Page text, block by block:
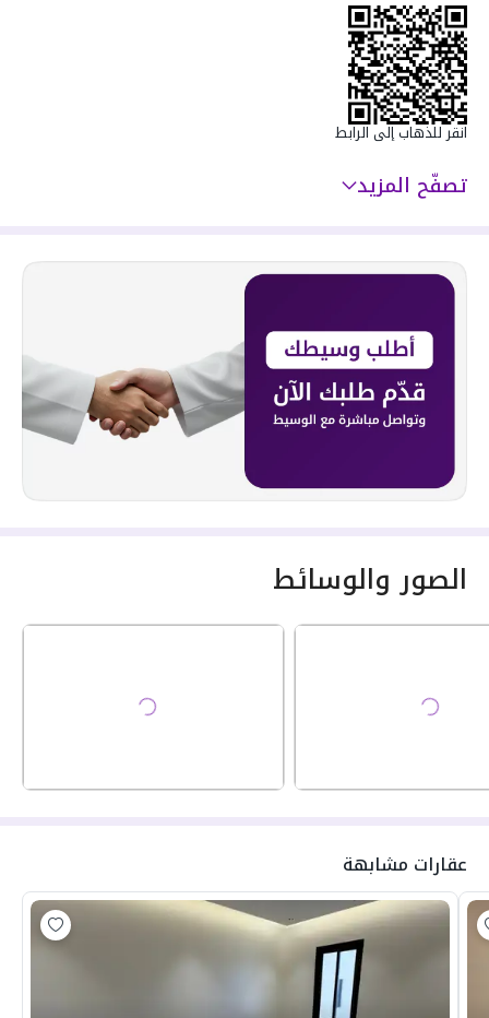
سعرها 720000 ر.س
انقر للذهاب إلى الرابط
تصفّح المزيد
الصور والوسائط
عقارات مشابهة